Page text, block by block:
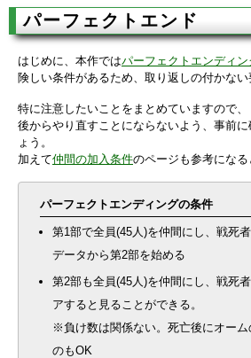
パーフェクトエンド
はじめに、本作ではパーフェクトエンディン
険しい条件があるため、取り返しの付かない
特に注意したいことをまとめていますので、
後からやり直すことにならないよう、事前
ょう。
加えて仲間の加入条件のページも参考になる
パーフェクトエンディングの条件
第1部で全員(45人)を仲間にし、戦死
データから第2部を始める
第2部も全員(45人)を仲間にし、戦死
アすると見ることができる。
※負け数は関係ない。死亡後にオーム
のもOK